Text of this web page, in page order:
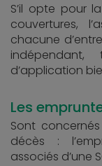
S’il opte pour
couvertures,
chacune
d’application
Les
Sont
décès :
associés d’une